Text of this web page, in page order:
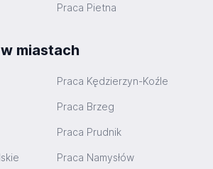
Praca Pietna
miastach
Praca Kędzierzyn-Koźle
Praca Brzeg
Praca Prudnik
Praca Namysłów